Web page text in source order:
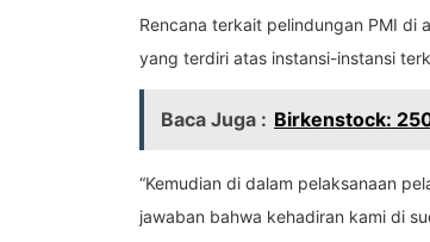
Rencana terkait pelindungan PMI di
yang terdiri atas instansi-instansi
Baca Juga : Birkenstock:
“Kemudian di dalam pelaksanaan
jawaban bahwa kehadiran kami di